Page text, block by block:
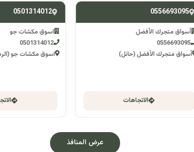
متجرك الأفضل
متجرك الأفضل (حائل)
الاتجاهات
0501314012
اسوق مكشات جو
0501314012
اسوق مكشات جو (الرصف)
الاتجاهات
عرض المنافذ